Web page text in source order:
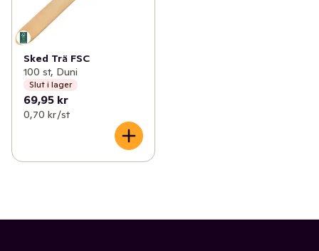
Sked Trä FSC
100 st, Duni
Slut i lager
69,95 kr
0,70 kr /st